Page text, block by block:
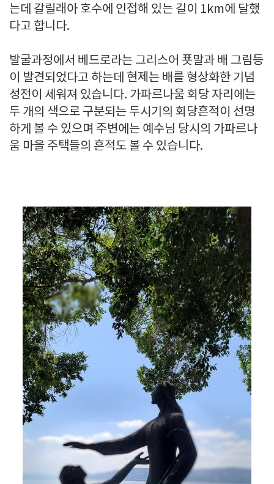
는데 갈릴래아 호수에 인접해 있는 길이 1km에 달했
다고 합니다.
발굴과정에서 베드로라는 그리스어 푯말과 배 그림등
이 발견되었다고 하는데 현제는 배를 형상화한 기념
성전이 세워져 있습니다. 가파르나움 회당 자리에는
두 개의 색으로 구분되는 두시기의 회당흔적이 선명
하게 볼 수 있으며 주변에는 예수님 당시의 가파르나
움 마을 주택들의 흔적도 볼 수 있습니다.